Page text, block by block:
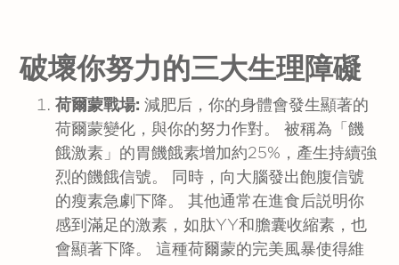
破壞你努力的三大生理障礙
荷爾蒙戰場:減肥后，你的身體會發生顯著的
荷爾蒙變化，與你的努力作對。 被稱為「饑
餓激素」的胃饑餓素增加約25%，產生持續強
烈的饑餓信號。 同時，向大腦發出飽腹信號
的瘦素急劇下降。 其他通常在進食后説明你
感到滿足的激素，如肽YY和膽囊收縮素，也
會顯著下降。 這種荷爾蒙的完美風暴使得維